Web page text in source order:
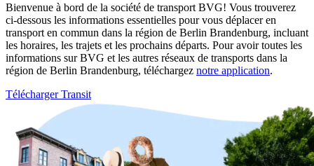
Bienvenue à bord de la société de transport BVG! Vous trouverez
ci-dessous les informations essentielles pour vous déplacer en
transport en commun dans la région de Berlin Brandenburg, incluant
les horaires, les trajets et les prochains départs. Pour avoir toutes les
informations sur BVG et les autres réseaux de transports dans la
région de Berlin Brandenburg, téléchargez notre application.
Télécharger Transit